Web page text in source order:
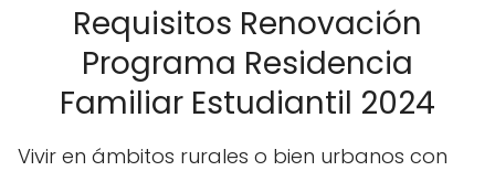
Requisitos Renovación
Programa Residencia
Familiar Estudiantil 2024
Vivir en ámbitos rurales o bien urbanos con